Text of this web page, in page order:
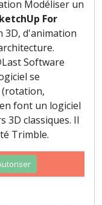
Modéliser un
For
3D, d'animation
Software
se
(rotation,
font un logiciel
3D classiques. Il
Trimble.